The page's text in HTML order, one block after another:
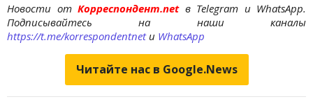
Новости отКорреспондент.net в Telegram и WhatsApp.
Подписывайтесь на наши каналы
https://t.me/korrespondentnetи WhatsApp
Читайте нас в Google.News